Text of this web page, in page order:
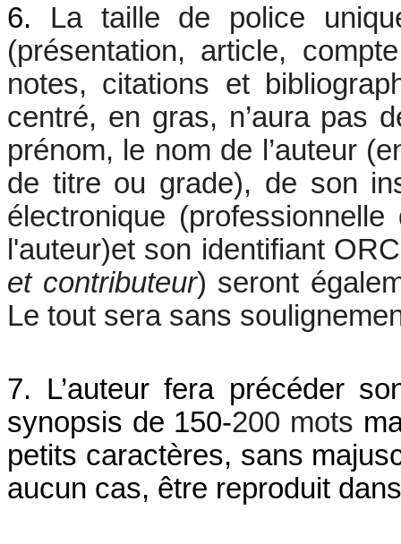
6. La taille de police
(présentation, article,
notes, citations et
centré, en gras, n’aura pas
prénom, le nom de l’auteur
de titre ou grade), de son
électronique
l'auteur)et son identifiant
et contributeur) seront
Le tout sera sans
7. L’auteur fera précéder
synopsis de 150-200 mots
petits caractères, sans
aucun cas, être reproduit